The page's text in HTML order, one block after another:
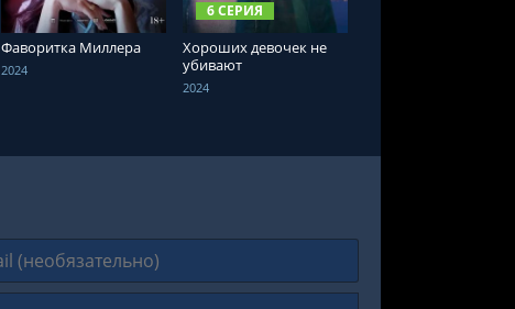
Фаворитка Миллера
2024
6 СЕРИЯ
Хороших девочек не
убивают
2024